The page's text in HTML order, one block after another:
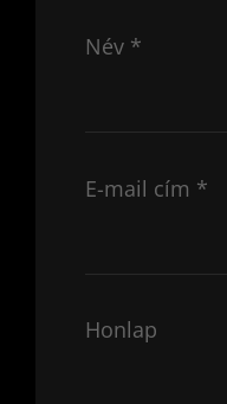
Név *
E-mail cím *
Honlap